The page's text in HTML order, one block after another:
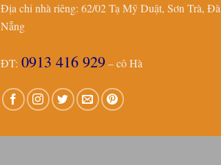
Địa chỉ nhà riêng: 62/02 Tạ Mỹ Duật, Sơn Trà, Đà
Nẵng
ĐT: 0913 416 929– cô Hà